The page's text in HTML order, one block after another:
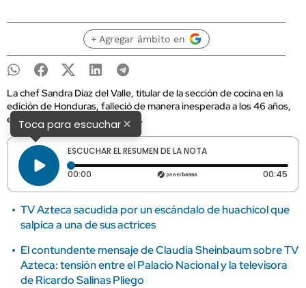
+ Agregar ámbito en
La chef Sandra Díaz del Valle, titular de la sección de cocina en la
edición de Honduras, falleció de manera inesperada a los 46 años,
el mismo día de su cumpleaños.
Toca para escuchar×
ESCUCHAR EL RESUMEN DE LA NOTA
00:00 Tiempo transcurrido: 0 segundos 00:45
TV Azteca sacudida por un escándalo de huachicol que
salpica a una de sus actrices
El contundente mensaje de Claudia Sheinbaum sobre TV
Azteca: tensión entre el Palacio Nacional y la televisora
de Ricardo Salinas Pliego